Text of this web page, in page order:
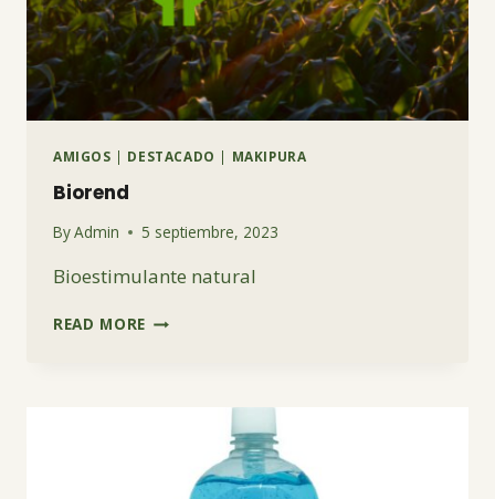
AMIGOS | DESTACADO | MAKIPURA
Biorend
ByAdmin 5 septiembre, 2023
Bioestimulante natural
READ MORE BIOREND